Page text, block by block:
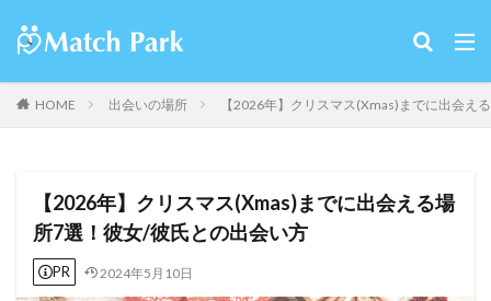
HOME 出会いの場所 【2026年】クリスマス(Xmas)までに出会え
【2026年】クリスマス(Xmas)までに出会える場
所7選！彼女/彼氏との出会い方
PR 2024年5月10日